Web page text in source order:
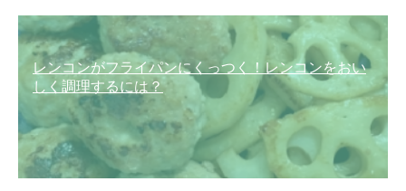
レンコンがフライパンにくっつく！レンコンをおい
しく調理するには？